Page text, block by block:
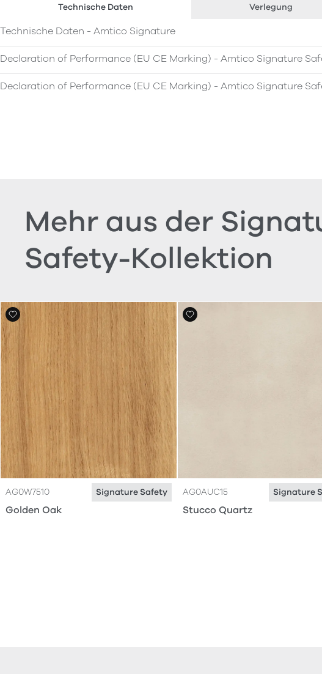
Technische Daten Verlegung
Technische Daten - Amtico Signature
Declaration of Performance (EU CE Marking) - Amtico Signature
Declaration of Performance (EU CE Marking) - Amtico Signature
Mehr aus der
Safety-Kollektion
AG0W7510 Signature Safety
Golden Oak
AG0AUC15 Signature
Stucco Quartz